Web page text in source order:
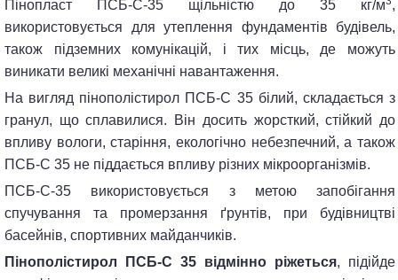
Пінопласт ПСБ-С-35 щільністю до 35 кг/м ,
використовується для утеплення фундаментів будівель,
також підземних комунікацій, і тих місць, де можуть
виникати великі механічні навантаження.
На вигляд пінополістирол ПСБ-С 35 білий, складається з
гранул, що сплавилися. Він досить жорсткий, стійкий до
впливу вологи, старіння, екологічно небезпечний, а також
ПСБ-С 35 не піддається впливу різних мікроорганізмів.
ПСБ-С-35 використовується з метою запобігання
спучування та промерзання ґрунтів, при будівництві
басейнів, спортивних майданчиків.
Пінополістирол ПСБ-С 35 відмінно ріжеться, підійде